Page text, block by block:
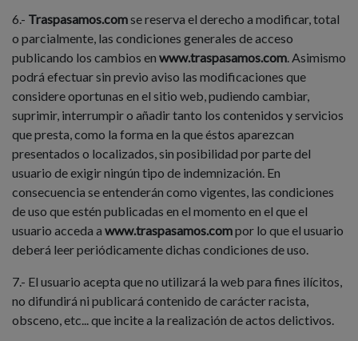
6.- Traspasamos.comse reserva el derecho a modificar, total
o parcialmente, las condiciones generales de acceso
publicando los cambios en www.traspasamos.com. Asimismo
podrá efectuar sin previo aviso las modificaciones que
considere oportunas en el sitio web, pudiendo cambiar,
suprimir, interrumpir o añadir tanto los contenidos y servicios
que presta, como la forma en la que éstos aparezcan
presentados o localizados, sin posibilidad por parte del
usuario de exigir ningún tipo de indemnización. En
consecuencia se entenderán como vigentes, las condiciones
de uso que estén publicadas en el momento en el que el
usuario acceda a www.traspasamos.compor lo que el usuario
deberá leer periódicamente dichas condiciones de uso.
7.- El usuario acepta que no utilizará la web para fines ilícitos,
no difundirá ni publicará contenido de carácter racista,
obsceno, etc... que incite a la realización de actos delictivos.